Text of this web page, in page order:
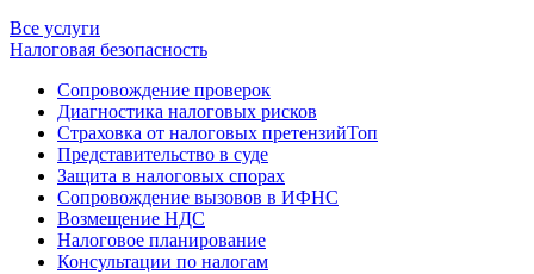
Все услуги
Налоговая безопасность
Сопровождение проверок
Диагностика налоговых рисков
Страховка от налоговых претензийТоп
Представительство в суде
Защита в налоговых спорах
Сопровождение вызовов в ИФНС
Возмещение НДС
Налоговое планирование
Консультации по налогам